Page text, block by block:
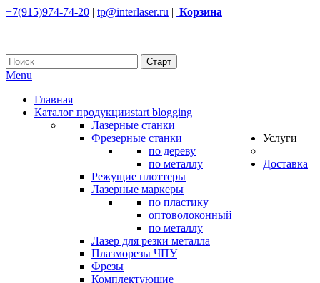
+7(915)974-74-20 | tp@interlaser.ru | Корзина
Menu
Главная
Каталог продукцииstart blogging
Лазерные станки
Фрезерные станки
по дереву
по металлу
Режущие плоттеры
Лазерные маркеры
по пластику
оптоволоконный
по металлу
Лазер для резки металла
Плазморезы ЧПУ
Фрезы
Комплектующие
Услуги
Доставка